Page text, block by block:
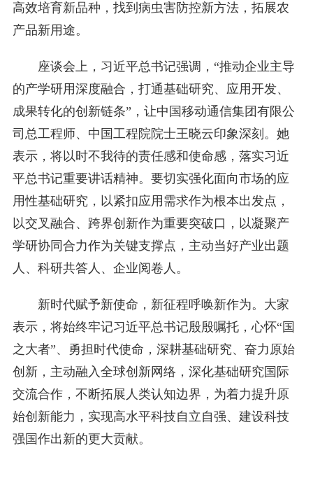
高效培育新品种，找到病虫害防控新方法，拓展农
产品新用途。
座谈会上，习近平总书记强调，“推动企业主导
的产学研用深度融合，打通基础研究、应用开发、
成果转化的创新链条”，让中国移动通信集团有限公
司总工程师、中国工程院院士王晓云印象深刻。她
表示，将以时不我待的责任感和使命感，落实习近
平总书记重要讲话精神。要切实强化面向市场的应
用性基础研究，以紧扣应用需求作为根本出发点，
以交叉融合、跨界创新作为重要突破口，以凝聚产
学研协同合力作为关键支撑点，主动当好产业出题
人、科研共答人、企业阅卷人。
新时代赋予新使命，新征程呼唤新作为。大家
表示，将始终牢记习近平总书记殷殷嘱托，心怀“国
之大者”、勇担时代使命，深耕基础研究、奋力原始
创新，主动融入全球创新网络，深化基础研究国际
交流合作，不断拓展人类认知边界，为着力提升原
始创新能力，实现高水平科技自立自强、建设科技
强国作出新的更大贡献。